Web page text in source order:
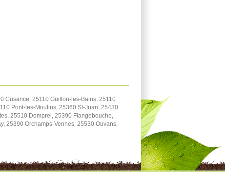
Cusance, 25110 Guillon-les-Bains, 25110
Pont-les-Moulins, 25360 St-Juan, 25430
25510 Domprel, 25390 Flangebouche,
25390 Orchamps-Vennes, 25530 Ouvans,